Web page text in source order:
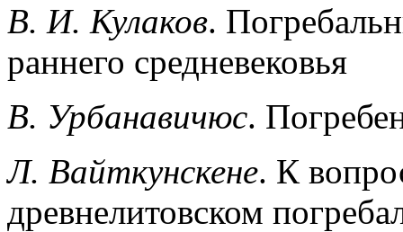
В. И. Кулаков.
раннего средневековья
В. Урбанавичюс.
Л. Вайткунскене. К
древнелитовском